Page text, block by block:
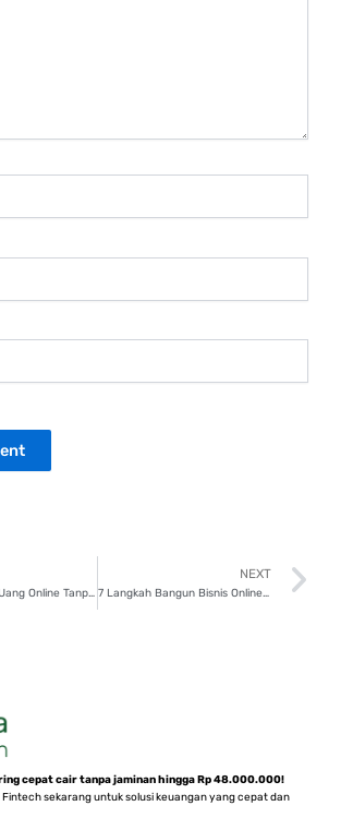
5 Ide Hasilkan Uang Online Tanpa Modal
NEXT
7 Langkah Bangun Bisnis Online yang Menguntungkan
cepat cair tanpa jaminan hingga Rp 48.000.000!
Fintech sekarang untuk solusi keuangan yang cepat dan